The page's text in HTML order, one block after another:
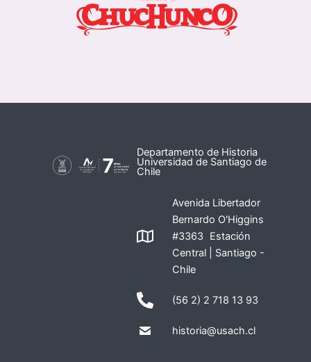
Departamento de Historia
Universidad de Santiago de
Chile
Avenida Libertador
Bernardo O'Higgins
#3363 Estación
Central | Santiago -
Chile
(56 2) 2 718 13 93
historia@usach.cl